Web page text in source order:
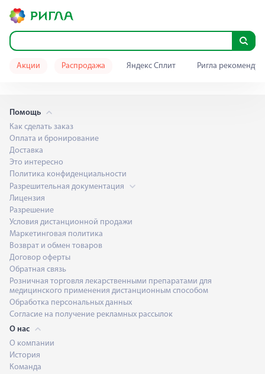
Акции Распродажа Яндекс Сплит Ригла
Помощь
Как сделать заказ
Оплата и бронирование
Доставка
Это интересно
Политика конфиденциальности
Разрешительная документация
Лицензия
Разрешение
Условия дистанционной продажи
Маркетинговая политика
Возврат и обмен товаров
Договор оферты
Обратная связь
Розничная торговля лекарственными препаратами для
медицинского применения дистанционным способом
Обработка персональных данных
Согласие на получение рекламных рассылок
О нас
О компании
История
Команда